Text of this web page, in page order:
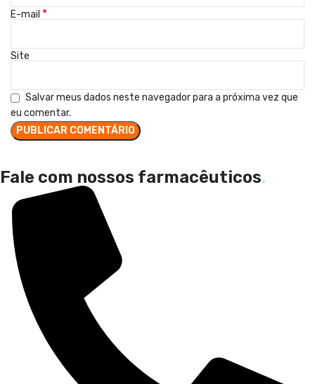
E-mail *
Site
Salvar meus dados neste navegador para a próxima vez que
eu comentar.
Fale com nossos farmacêuticos.